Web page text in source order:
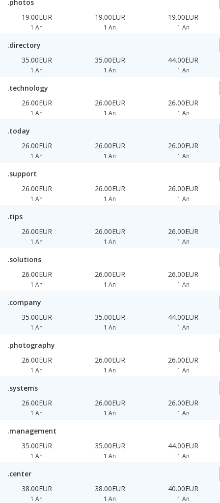
.photos
19.00EUR
1 An
19.00EUR
1 An
19.00EUR
1 An
.directory
35.00EUR
1 An
35.00EUR
1 An
44.00EUR
1 An
.technology
26.00EUR
1 An
26.00EUR
1 An
26.00EUR
1 An
.today
26.00EUR
1 An
26.00EUR
1 An
26.00EUR
1 An
.support
26.00EUR
1 An
26.00EUR
1 An
26.00EUR
1 An
.tips
26.00EUR
1 An
26.00EUR
1 An
26.00EUR
1 An
.solutions
26.00EUR
1 An
26.00EUR
1 An
26.00EUR
1 An
.company
35.00EUR
1 An
35.00EUR
1 An
44.00EUR
1 An
.photography
26.00EUR
1 An
26.00EUR
1 An
26.00EUR
1 An
.systems
26.00EUR
1 An
26.00EUR
1 An
26.00EUR
1 An
.management
35.00EUR
1 An
35.00EUR
1 An
44.00EUR
1 An
.center
38.00EUR
1 An
38.00EUR
1 An
40.00EUR
1 An